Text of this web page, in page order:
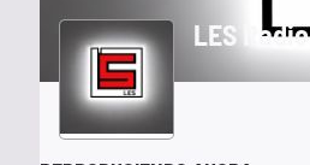
LES Radio